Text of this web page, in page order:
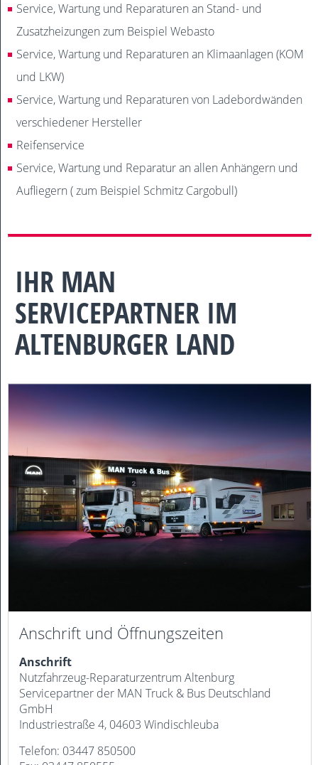
Service, Wartung und Reparaturen an Stand- und
Zusatzheizungen zum Beispiel Webasto
Service, Wartung und Reparaturen an Klimaanlagen (KOM
und LKW)
Service, Wartung und Reparaturen von Ladebordwänden
verschiedener Hersteller
Reifenservice
Service, Wartung und Reparatur an allen Anhängern und
Aufliegern ( zum Beispiel Schmitz Cargobull)
IHR MAN
SERVICEPARTNER IM
ALTENBURGER LAND
Anschrift und Öffnungszeiten
Anschrift
Nutzfahrzeug-Reparaturzentrum Altenburg
Servicepartner der MAN Truck & Bus Deutschland
GmbH
Industriestraße 4, 04603 Windischleuba
Telefon: 03447 850500